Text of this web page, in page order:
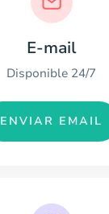
E-mail
Disponible 24/7
ENVIAR EMAIL